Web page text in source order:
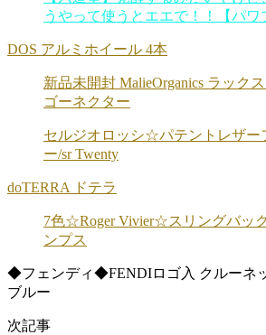
うやって使うとエエで！！【パワ
DOS アルミホイール 4本
新品未開封 MalieOrganics ラック
ゴーネクター
セルジオロッシ☆パテントレザー
ー/sr Twenty
doTERRA ドテラ
7色☆Roger Vivier☆スリングバッ
ンプス
◆フェンディ◆FENDIロゴ入 クルーネ
ブルー
次記事